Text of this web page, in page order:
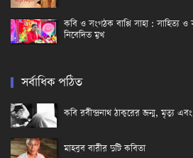
কবি ও সংগঠক বাপ্পি সাহা : সাহিত্য
নিবেদিত মুখ
সর্বাধিক পঠিত
কবি রবীন্দ্রনাথ ঠাকুরের জন্ম, মৃত্যু
মাহবুব বারীর দুটি কবিতা